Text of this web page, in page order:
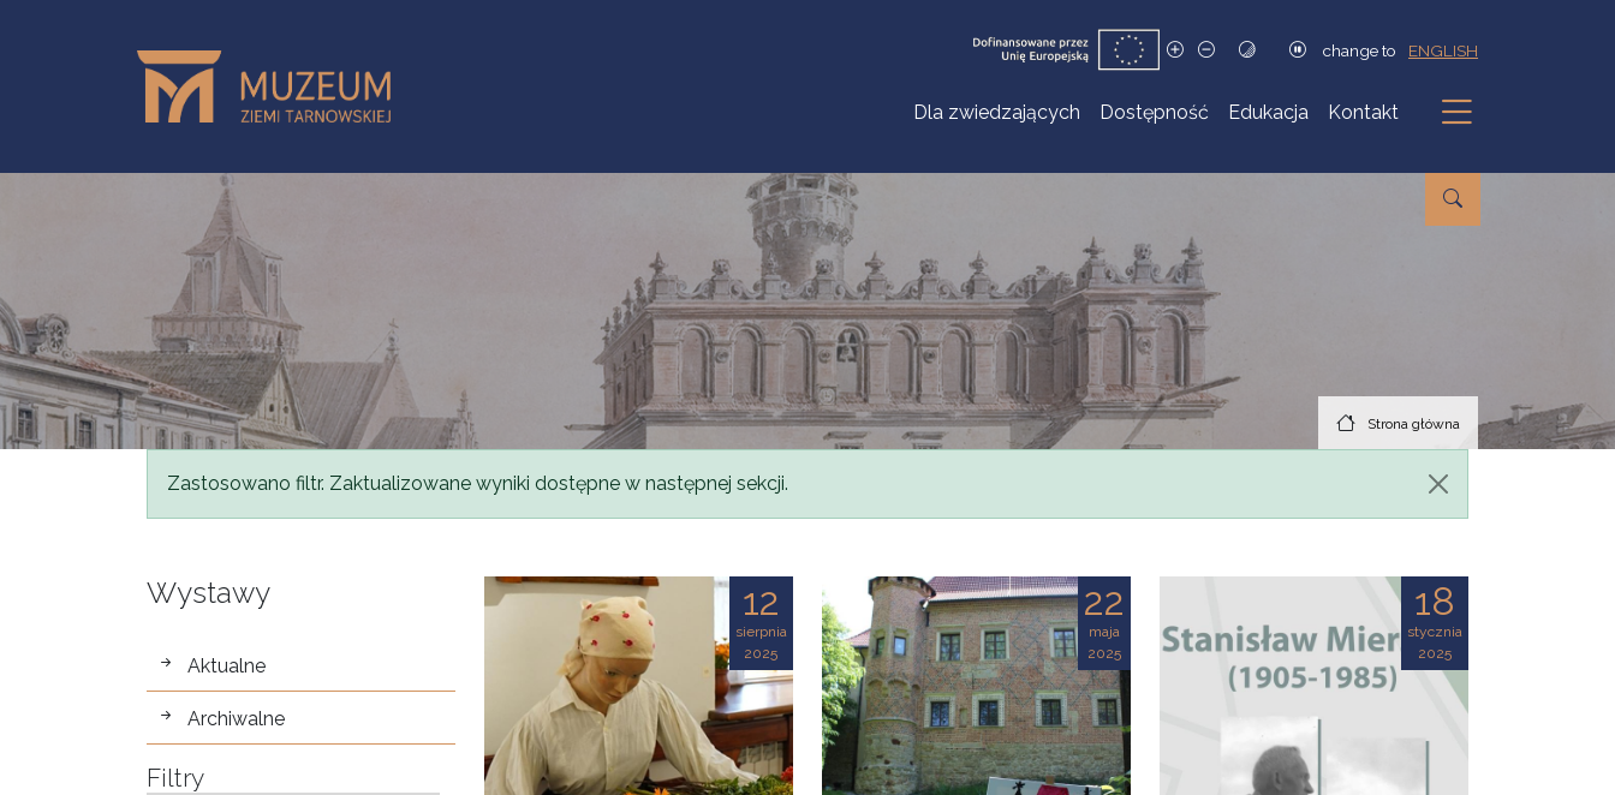
change to ENGLISH
Dla zwiedzających Dostępność Edukacja Kontakt
Podmenu
Strona główna
Komunikat
Zastosowano filtr. Zaktualizowane wyniki dostępne w następnej sekcji.
Wystawy
wystawy
Aktualne
Archiwalne
Filtry
12
sierpnia
2025
22
maja
2025
18
stycznia
2025